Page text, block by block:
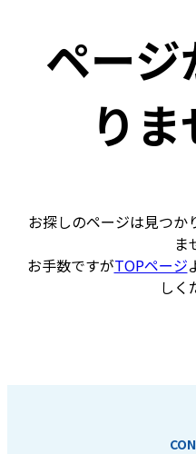
ペー
りま
お探しのページは見つか
ま
お手数ですがTOPページ
しく